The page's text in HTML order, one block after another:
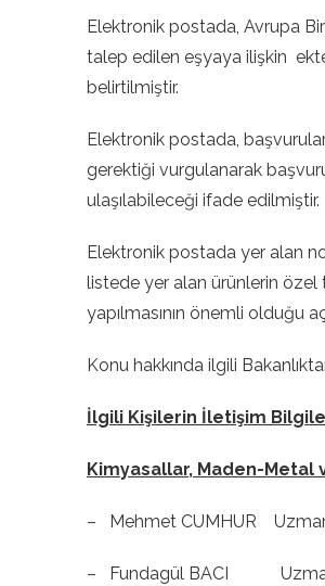
Elektronik postada, Avrupa
talep edilen eşyaya ilişkin
belirtilmiştir.
Elektronik postada,
gerektiği vurgulanarak
ulaşılabileceği ifade edilmiştir.
Elektronik postada yer alan
listede yer alan ürünlerin özel
yapılmasının önemli olduğu
Konu hakkında ilgili
İlgili Kişilerin İletişim
Kimyasallar, Maden-
– Mehmet CUMHUR
– Fundagül BACI Uzman